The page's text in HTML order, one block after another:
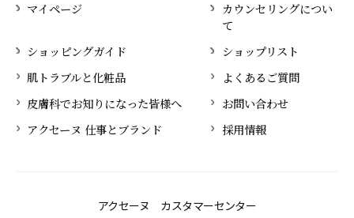
マイページ
カウンセリングについ
て
ショッピングガイド
ショップリスト
肌トラブルと化粧品
よくあるご質問
皮膚科でお知りになった皆様へ
お問い合わせ
アクセーヌ 仕事とブランド
採用情報
アクセーヌ カスタマーセンター